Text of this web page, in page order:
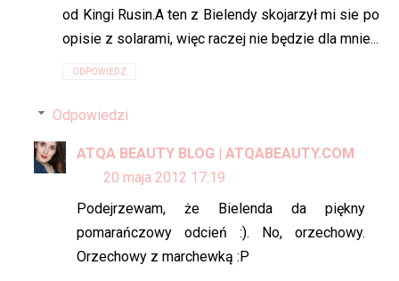
od Kingi Rusin.A ten z Bielendy skojarzył mi sie po
opisie z solarami, więc raczej nie będzie dla mnie...
ODPOWIEDZ
Odpowiedzi
ATQA BEAUTY BLOG | ATQABEAUTY.COM
20 maja 2012 17:19
Podejrzewam, że Bielenda da piękny
pomarańczowy odcień :). No, orzechowy.
Orzechowy z marchewką :P